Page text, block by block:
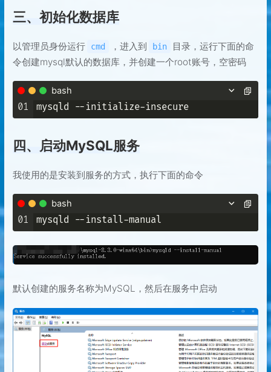
三、初始化数据库
以管理员身份运行 cmd ，进入到 bin
目录，运行下面的命
令创建mysql默认的数据库，并创建一个root账号，空密码
bash
01
四、启动MySQL服务
我使用的是安装到服务的方式，执行下面的命令
bash
01
默认创建的服务名称为MySQL，然后在服务中启动